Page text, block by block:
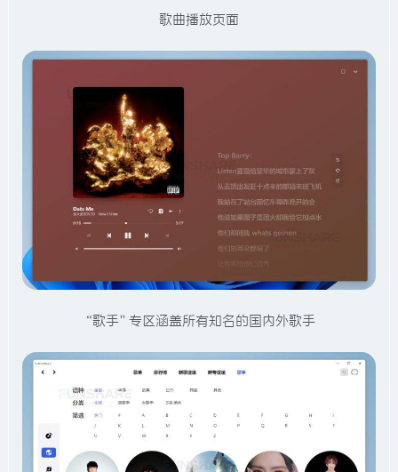
歌曲播放页面
“歌手”专区涵盖所有知名的国内外歌手